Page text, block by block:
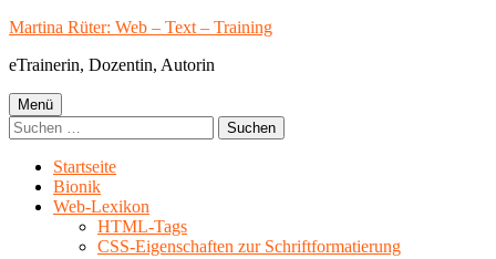
Springe
Inhalt
Martina Rüter: Web – Text – Training
eTrainerin, Dozentin, Autorin
Primäres
Menü
Menü
Suchen
nach:
Startseite
Bionik
Web-Lexikon
HTML-Tags
CSS-Eigenschaften zur Schriftformatierung